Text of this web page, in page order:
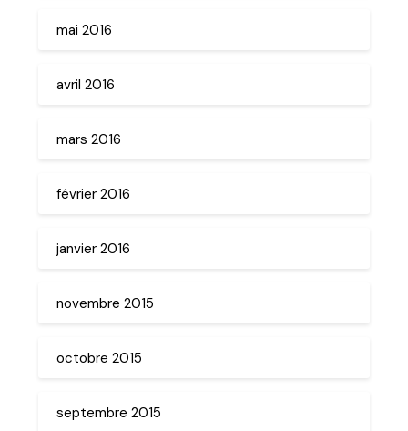
mai 2016
avril 2016
mars 2016
février 2016
janvier 2016
novembre 2015
octobre 2015
septembre 2015